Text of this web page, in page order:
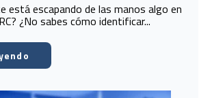
está escapando de las manos algo en
¿No sabes cómo identificar...